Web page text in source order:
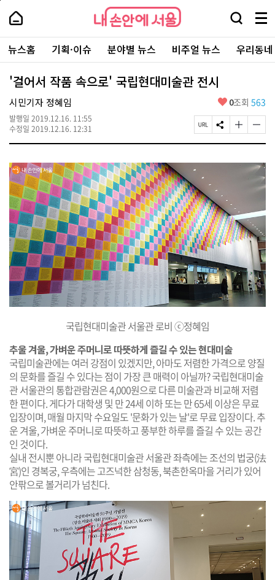
본
로
가
내
손
안
에
서
울
-
서
울
시
대
표
소
포
털
내
손
에
울
검
창
열
기
메
뉴
전
체
보
주
요
서
뉴스홈 기획·이슈 분야별 뉴스 비주얼 뉴스 우리동
'걸어서 작품 속으로' 국립현대미술관 전시
시민기자 정혜임
발행일 2019.12.16. 11:55
수정일 2019.12.16. 12:31
좋
요
0조회 563
페
이
U
L
복
사
S
N
공
기
글
자
기
크
하
기
글
자
기
작
게
변
경
하
국립현대미술관 서울관 로비 ⓒ정혜임
추울 겨울, 가벼운 주머니로 따뜻하게 즐길 수 있는 현대미술
국립미술관에는 여러 강점이 있겠지만, 아마도 저렴한 가격으로 양질
의 문화를 즐길 수 있다는 점이 가장 큰 매력이 아닐까? 국립현대미술
관 서울관의 통합관람권은 4,000원으로 다른 미술관과 비교해 저렴
한 편이다. 게다가 대학생 및 만 24세 이하 또는 만 65세 이상은 무료
입장이며, 매월 마지막 수요일도 '문화가 있는 날'로 무료 입장이다. 추
운 겨울, 가벼운 주머니로 따뜻하고 풍부한 하루를 즐길 수 있는 공간
인 것이다.
실내 전시뿐 아니라 국립현대미술관 서울관 좌측에는 조선의 법궁(法
宮)인 경복궁, 우측에는 고즈넉한 삼청동, 북촌한옥마을 거리가 있어
안팎으로 볼거리가 넘친다.
페
상
단
로